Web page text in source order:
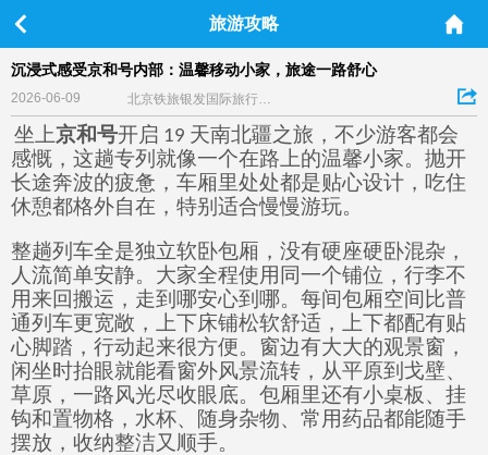
旅游攻略
沉浸式感受京和号内部：温馨移动小家，旅途一路舒心
2026-06-09 北京铁旅银发国际旅行社总部
坐上京和号开启 19 天南北疆之旅，不少游客都会
感慨，这趟专列就像一个在路上的温馨小家。抛开
长途奔波的疲惫，车厢里处处都是贴心设计，吃住
休憩都格外自在，特别适合慢慢游玩。
整趟列车全是独立软卧包厢，没有硬座硬卧混杂，
人流简单安静。大家全程使用同一个铺位，行李不
用来回搬运，走到哪安心到哪。每间包厢空间比普
通列车更宽敞，上下床铺松软舒适，上下都配有贴
心脚踏，行动起来很方便。窗边有大大的观景窗，
闲坐时抬眼就能看窗外风景流转，从平原到戈壁、
草原，一路风光尽收眼底。包厢里还有小桌板、挂
钩和置物格，水杯、随身杂物、常用药品都能随手
摆放，收纳整洁又顺手。